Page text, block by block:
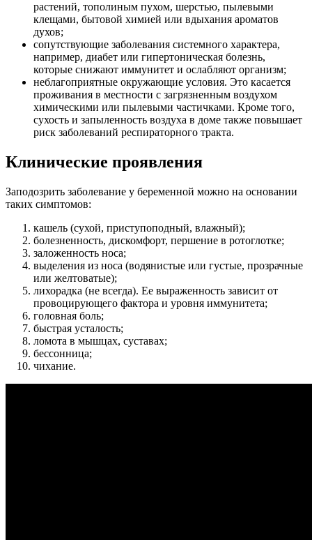
растений, тополиным пухом, шерстью, пылевыми
клещами, бытовой химией или вдыхания ароматов
духов;
сопутствующие заболевания системного характера,
например, диабет или гипертоническая болезнь,
которые снижают иммунитет и ослабляют организм;
неблагоприятные окружающие условия. Это касается
проживания в местности с загрязненным воздухом
химическими или пылевыми частичками. Кроме того,
сухость и запыленность воздуха в доме также повышает
риск заболеваний респираторного тракта.
Клинические проявления
Заподозрить заболевание у беременной можно на основании
таких симптомов:
кашель (сухой, приступоподный, влажный);
болезненность, дискомфорт, першение в ротоглотке;
заложенность носа;
выделения из носа (водянистые или густые, прозрачные
или желтоватые);
лихорадка (не всегда). Ее выраженность зависит от
провоцирующего фактора и уровня иммунитета;
головная боль;
быстрая усталость;
ломота в мышцах, суставах;
бессонница;
чихание.